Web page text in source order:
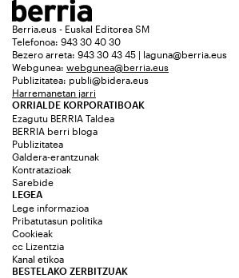
Berria.eus - Euskal Editorea SM
Telefonoa: 943 30 40 30
Bezero arreta: 943 30 43 45 | laguna@berria.eus
Webgunea: webgunea@berria.eus
Publizitatea: publi@bidera.eus
Harremanetan jarri
ORRIALDE KORPORATIBOAK
Ezagutu BERRIA Taldea
BERRIA berri bloga
Publizitatea
Galdera-erantzunak
Kontratazioak
Sarebide
LEGEA
Lege informazioa
Pribatutasun politika
Cookieak
cc Lizentzia
Kanal etikoa
BESTELAKO ZERBITZUAK